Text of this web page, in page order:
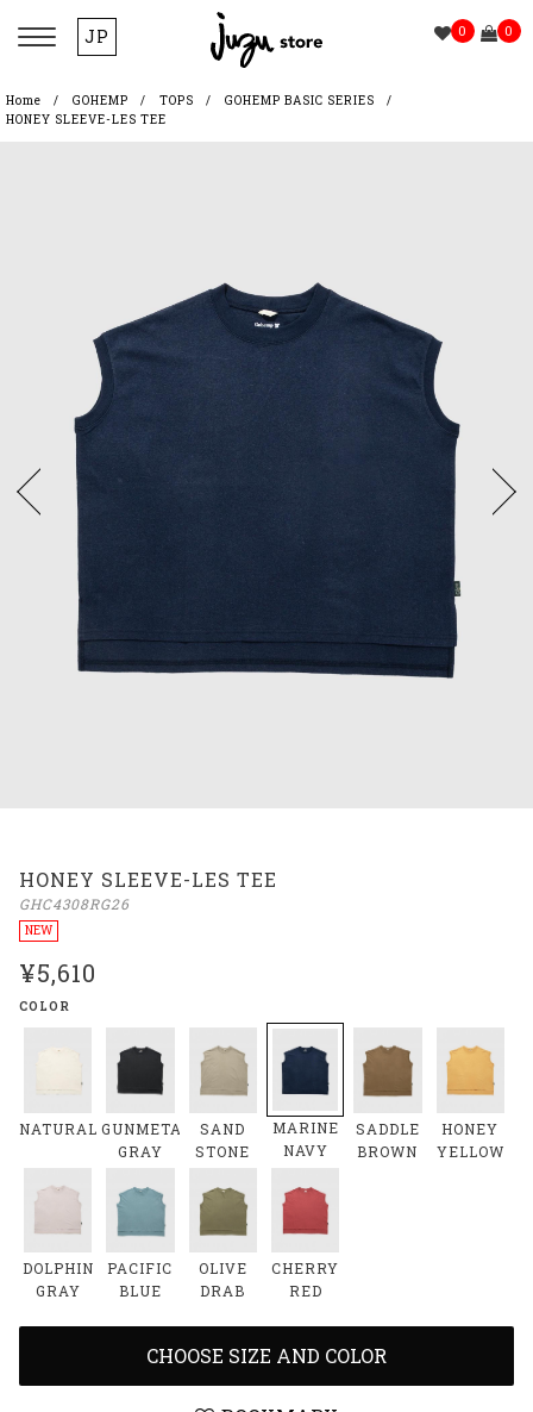
JP 0 0
Home GOHEMP TOPS
GOHEMP BASIC SERIES
HONEY SLEEVE-LES TEE
HONEY SLEEVE-LES TEE
GHC4308RG26
NEW
¥5,610
COLOR
NATURAL GUNMETAL
GRAY
SAND
STONE
MARINE
NAVY
SADDLE
BROWN
HONEY
YELLOW
DOLPHIN
GRAY
PACIFIC
BLUE
OLIVE
DRAB
CHERRY
RED
CHOOSE SIZE AND COLOR